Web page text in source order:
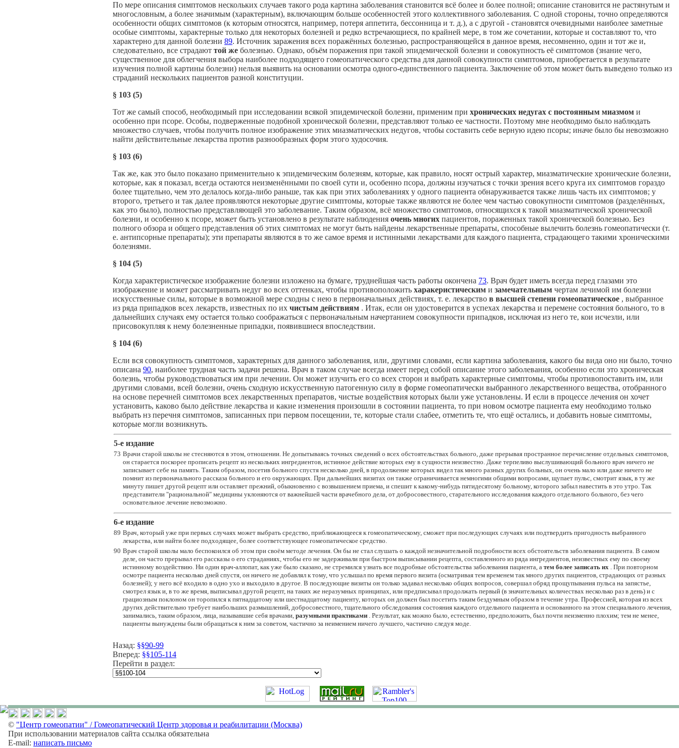
По мере описания симптомов нескольких случаев такого рода картина заболевания становится всё более и более полной; описание становится не растянутым и
многословным, а более значимым (характерным), включающим больше особенностей этого коллективного заболевания. С одной стороны, точно определяются
особенности общих симптомов (к которым относятся, например, потеря аппетита, бессонница и т. д.), а с другой - становятся очевидными наиболее заметные
особые симптомы, характерные только для некоторых болезней и редко встречающиеся, по крайней мере, в том же сочетании, которые и составляют то, что
характерно для данной болезни 89. Источник заражения всех поражённых болезнью, распространяющейся в данное время, несомненно, один и тот же и,
следовательно, все страдают той же болезнью. Однако, объём поражения при такой эпидемической болезни и совокупность её симптомов (знание чего,
существенное для облегчения выбора наиболее подходящего гомеопатического средства для данной совокупности симптомов, приобретается в результате
изучения полной картины болезни) нельзя выявить на основании осмотра одного-единственного пациента. Заключение об этом может быть выведено только из
страданий нескольких пациентов разной конституции.
§ 103 (5)
Тот же самый способ, необходимый при исследовании всякой эпидемической болезни, применим при хронических недугах с постоянным миазмом и
особенно при псоре. Особы, подверженные подобной хронической болезни, представляют только ее частности. Поэтому мне необходимо было наблюдать
множество случаев, чтобы получить полное изображение этих миазматических недугов, чтобы составить себе верную идею псоры; иначе было бы невозможно
найти действительные лекарства против разнообразных форм этого худосочия.
§ 103 (6)
Так же, как это было показано применительно к эпидемическим болезням, которые, как правило, носят острый характер, миазматические хронические болезни,
которые, как я показал, всегда остаются неизменёнными по своей сути и, особенно псора, должны изучаться с точки зрения всего круга их симптомов гораздо
более тщательно, чем это делалось когда-либо раньше, так как при этих заболеваниях у одного пациента обнаруживается также лишь часть их симптомов; у
второго, третьего и так далее проявляются некоторые другие симптомы, которые также являются не более чем частью совокупности симптомов (разделённых,
как это было), полностью представляющей это заболевание. Таким образом, всё множество симптомов, относящихся к такой миазматической хронической
болезни, и особенно к псоре, может быть установлено в результате наблюдения очень многих пациентов, пораженных такой хронической болезнью. Без
полного обзора и общего представления об этих симптомах не могут быть найдены лекарственные препараты, способные вылечить болезнь гомеопатически (т.
е. антипсорные препараты); эти препараты являются в то же самое время и истинными лекарствами для каждого пациента, страдающего такими хроническими
болезнями.
§ 104 (5)
Когда характеристическое изображение болезни изложено на бумаге, труднейшая часть работы окончена 73. Врач будет иметь всегда перед глазами это
изображение и может рассматривать недуг во всех оттенках, чтобы противоположить харакеристическим и замечательным чертам лечимой им болезни
искусственные силы, которые в возможной мере сходны с нею в первоначальных действиях, т. е. лекарство в высшей степени гомеопатическое , выбранное
из ряда припадков всех лекарств, известных по их чистым действиям . Итак, если он удостоверится в успехах лекарства и перемене состояния больного, то в
дальнейших случаях ему остается только соображаться с первоначальным начертанием совокупности припадков, исключая из него те, кои исчезли, или
присовокупляя к нему болезненные припадки, появившиеся впоследствии.
§ 104 (6)
Если вся совокупность симптомов, характерных для данного заболевания, или, другими словами, если картина заболевания, какого бы вида оно ни было, точно
описана 90, наиболее трудная часть задачи решена. Врач в таком случае всегда имеет перед собой описание этого заболевания, особенно если это хроническая
болезнь, чтобы руководствоваться им при лечении. Он может изучить его со всех сторон и выбрать характерные симптомы, чтобы противопоставить им, или
другими словами, всей болезни, очень сходную искусственную патогенную силу в форме гомеопатически выбранного лекарственного вещества, отобранного
на основе перечней симптомов всех лекарственных препаратов, чистые воздействия которых были уже установлены. И если в процессе лечения он хочет
установить, каково было действие лекарства и какие изменения произошли в состоянии пациента, то при новом осмотре пациента ему необходимо только
выбрать нз перечня симптомов, записанных при первом посещении, те, которые стали слабее, отметить те, что ещё остались, и добавить новые симптомы,
которые могли возникнуть.
5-e издание
73 Врачи старой школы не стесняются в этом, отношении. Не допытываясь точных сведений о всех обстоятельствах больного, даже прерывая пространное перечисление отдельных симптомов,
он старается поскорее прописать рецепт из нескольких ингредиентов, истинное действие которых ему в сущности неизвестно. Даже терпеливо выслушивающий больного врач ничего не
записывает себе на память. Таким образом, посетив больного спустя несколько дней, в продолжение которых видел так много разных других больных, он очень мало или даже ничего не
помнит из первоначального рассказа больного и его окружающих. При дальнейших визитах он также ограничивается немногими общими вопросами, щупает пульс, смотрит язык, в ту же
минуту пишет другой рецепт или оставляет прежний, обыкновенно с возвышением приема, и спешит к какому-нибудь пятидесятому больному, которого забыл навестить в это утро. Так
представители "рациональной" медицины уклоняются от важнейшей части врачебного дела, от добросовестного, старательного исследования каждого отдельного больного, без чего
основательное лечение невозможно.
6-e издание
89 Врач, который уже при первых случаях может выбрать средство, приближающееся к гомеопатическому, сможет при последующих случаях или подтвердить пригодность выбранного
лекарства, или найти более подходящее, более соответствующее гомеопатическое средство.
90 Врач старой школы мало беспокоился об этом при своём методе лечения. Он бы не стал слушать о каждой незначительной подробности всех обстоятельств заболевания пациента. В самом
деле, он часто прерывал его рассказы о его страданиях, чтобы его не задерживали при быстром выписывании рецепта, составленного из ряда ингредиентов, неизвестных ему по своему
истинному воздействию. Ни один врач-аллопат, как уже было сказано, не стремился узнать все подробные обстоятельства заболевания пациента, а тем более записать их . При повторном
осмотре пациента несколько дней спустя, он ничего не добавлял к тому, что услышал по время первого визита (осматривая тем временем так много других пациентов, страдающих от разных
болезней); у него всё входило в одно ухо и выходило в другое. В последующие визиты он только задавал несколько общих вопросов, совершал обряд прощупывания пульса на запястье,
смотрел язык и, в то же время, выписывал другой рецепт, на таких же неразумных принципах, или предписывал продолжать первый (в значительных количествах несколько раз в день) и с
грациозным поклоном он торопился к пятнадцатому или шестнадцатому пациенту, которых он должен был посетить таким бездумным образом в течение утра. Профессией, которая из всех
других действительно требует наибольших размышлений, добросовестного, тщательного обследования состояния каждого отдельного пациента и основанного на этом специального лечения,
занимались, таким образом, лица, называвшие себя врачами, разумными практиками . Результат, как можно было, естественно, предположить, был почти неизменно плохим; тем не менее,
пациенты вынуждены были обращаться к ним за советом, частично за неимением ничего лучшего, частично следуя моде.
Назад: §§90-99
Вперед: §§105-114
Перейти в раздел:
© "Центр гомеопатии" / Гомеопатический Центр здоровья и реабилитации (Москва)
При использовании материалов сайта ссылка обязательна
E-mail: написать письмо